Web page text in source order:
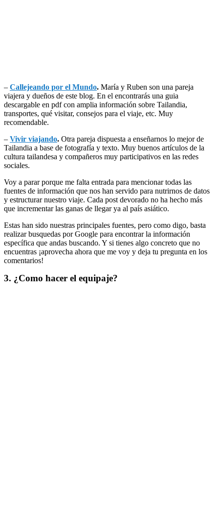
– Callejeando por el Mundo. María y Ruben son una pareja
viajera y dueños de este blog. En el encontrarás una guia
descargable en pdf con amplia información sobre Tailandia,
transportes, qué visitar, consejos para el viaje, etc. Muy
recomendable.
– Vivir viajando. Otra pareja dispuesta a enseñarnos lo mejor de
Tailandia a base de fotografía y texto. Muy buenos artículos de la
cultura tailandesa y compañeros muy participativos en las redes
sociales.
Voy a parar porque me falta entrada para mencionar todas las
fuentes de información que nos han servido para nutrirnos de datos
y estructurar nuestro viaje. Cada post devorado no ha hecho más
que incrementar las ganas de llegar ya al país asiático.
Estas han sido nuestras principales fuentes, pero como digo, basta
realizar busquedas por Google para encontrar la información
específica que andas buscando. Y si tienes algo concreto que no
encuentras ¡aprovecha ahora que me voy y deja tu pregunta en los
comentarios!
3. ¿Como hacer el equipaje?